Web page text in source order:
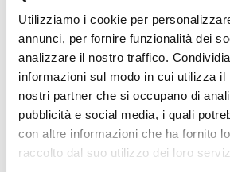
Utilizziamo i cookie per
annunci, per fornire funzionalità dei
analizzare il nostro traffico.
informazioni sul modo in cui utilizza il
nostri partner che si occupano di
pubblicità e social media, i quali
con altre informazioni che ha fornito
raccolto dal suo utilizzo dei loro
06/08/2026
Pubblicità